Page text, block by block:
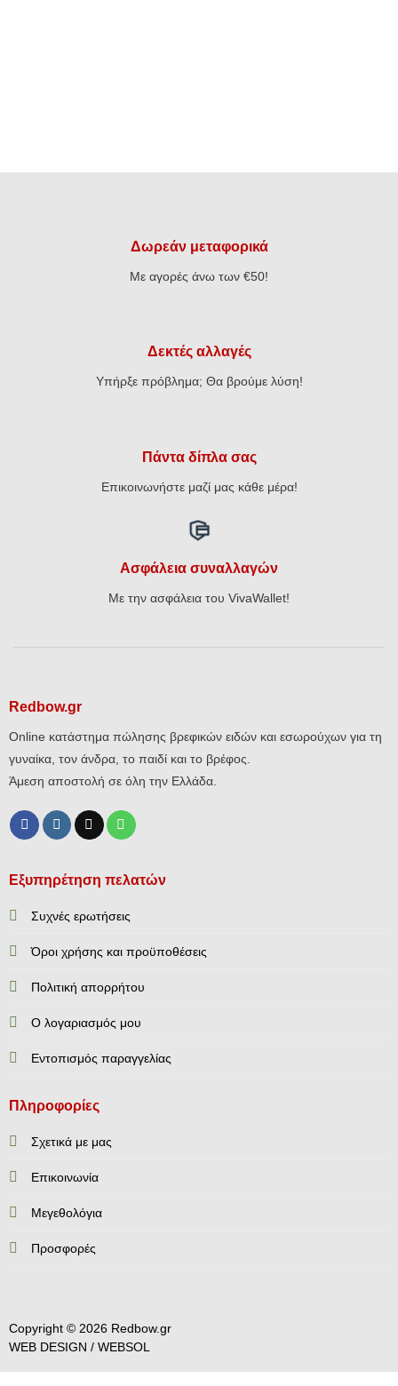
Δωρεάν μεταφορικά
Με αγορές άνω των €50!
Δεκτές αλλαγές
Υπήρξε πρόβλημα; Θα βρούμε λύση!
Πάντα δίπλα σας
Επικοινωνήστε μαζί μας κάθε μέρα!
Ασφάλεια συναλλαγών
Με την ασφάλεια του VivaWallet!
Redbow.gr
Online κατάστημα πώλησης βρεφικών ειδών και εσωρούχων για τη
γυναίκα, τον άνδρα, το παιδί και το βρέφος.
Άμεση αποστολή σε όλη την Ελλάδα.
Εξυπηρέτηση πελατών
Συχνές ερωτήσεις
Όροι χρήσης και προϋποθέσεις
Πολιτική απορρήτου
Ο λογαριασμός μου
Εντοπισμός παραγγελίας
Πληροφορίες
Σχετικά με μας
Επικοινωνία
Mεγεθολόγια
Προσφορές
Copyright © 2026 Redbow.gr
WEB DESIGN / WEBSOL